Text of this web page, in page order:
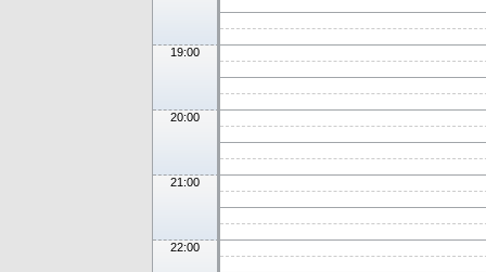
19:00
20:00
21:00
22:00